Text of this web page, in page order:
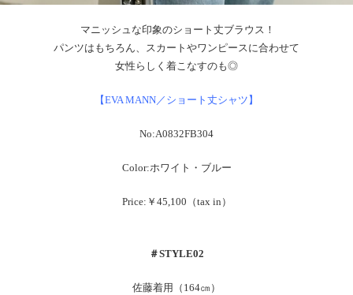
マニッシュな印象のショート丈ブラウス！
パンツはもちろん、スカートやワンピースに合わせて
女性らしく着こなすのも◎
【EVA MANN／ショート丈シャツ】
No:A0832FB304
Color:ホワイト・ブルー
Price:￥45,100（tax in）
＃STYLE02
佐藤着用（164㎝）